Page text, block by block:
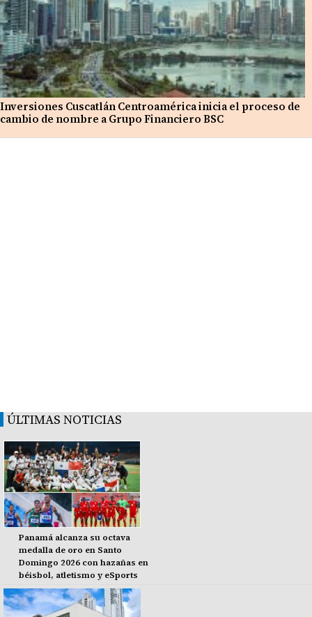
Inversiones Cuscatlán Centroamérica inicia el proceso de
cambio de nombre a Grupo Financiero BSC
ÚLTIMAS NOTICIAS
Panamá alcanza su octava
medalla de oro en Santo
Domingo 2026 con hazañas en
béisbol, atletismo y eSports